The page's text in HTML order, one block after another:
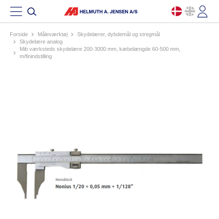
Forside måleværktøj
skydelærer, dybdemål og stregmål
skydelære analog
mib værksteds skydelære 200-3000 mm, kæbelængde 60-500 mm,
m/finindstilling